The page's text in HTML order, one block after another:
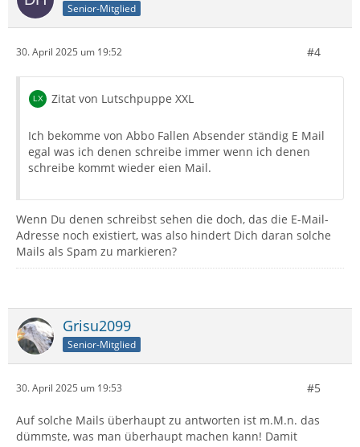
Senior-Mitglied
30. April 2025 um 19:52 #4
Zitat von Lutschpuppe XXL
Ich bekomme von Abbo Fallen Absender ständig E Mail
egal was ich denen schreibe immer wenn ich denen
schreibe kommt wieder eien Mail.
Wenn Du denen schreibst sehen die doch, das die E-Mail-
Adresse noch existiert, was also hindert Dich daran solche
Mails als Spam zu markieren?
Grisu2099
Senior-Mitglied
30. April 2025 um 19:53 #5
Auf solche Mails überhaupt zu antworten ist m.M.n. das
dümmste, was man überhaupt machen kann! Damit